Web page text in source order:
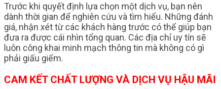
Trước khi quyết định lựa chọn một dịch vụ, bạn nên
dành thời gian để nghiên cứu và tìm hiểu. Những đánh
giá, nhận xét từ các khách hàng trước có thể giúp bạn
đưa ra được cái nhìn tổng quan. Các địa chỉ uy tín sẽ
luôn công khai minh mạch thông tin mà không có gì
phải giấu giếm.
CAM KẾT CHẤT LƯỢNG VÀ DỊCH VỤ HẬU MÃI